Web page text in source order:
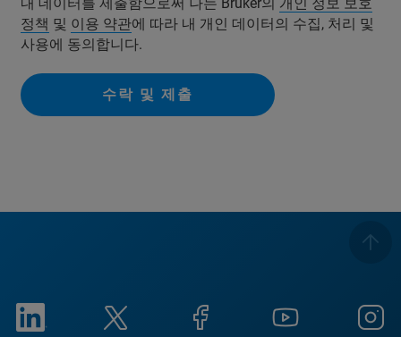
정책 및 이용 약관에 따라 내 개인 데이터의 수집, 처리 및
사용에 동의합니다.
수락 및 제출